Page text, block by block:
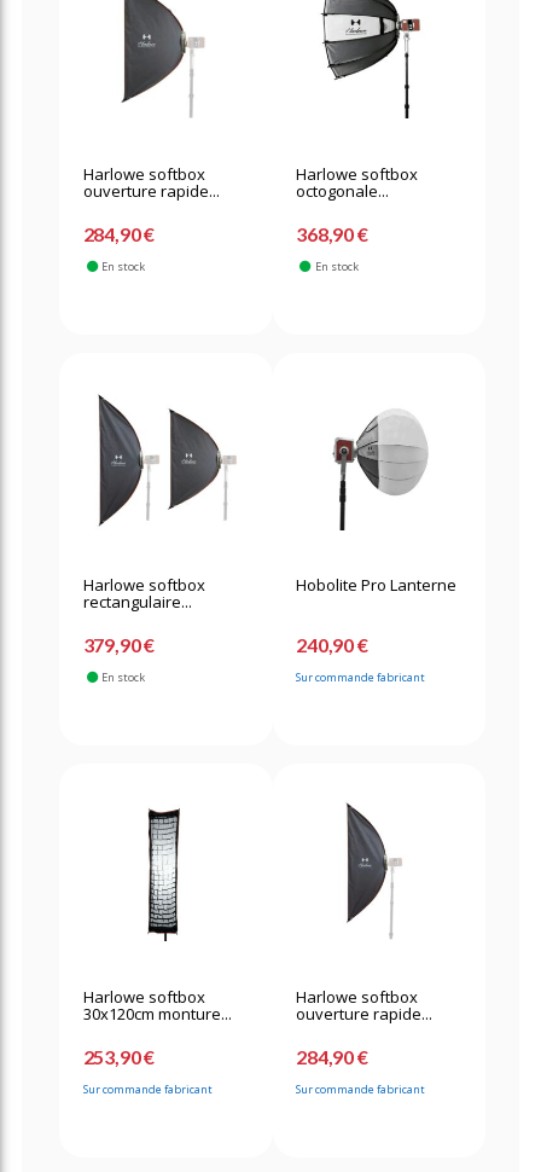
Harlowe softbox
ouverture rapide...
284,90 €
En stock
Harlowe softbox
octogonale...
368,90 €
En stock
Harlowe softbox
rectangulaire...
379,90 €
En stock
Hobolite Pro Lanterne
240,90 €
Sur commande fabricant
Harlowe softbox
30x120cm monture...
253,90 €
Sur commande fabricant
Harlowe softbox
ouverture rapide...
284,90 €
Sur commande fabricant